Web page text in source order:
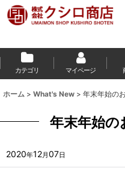
カテゴリ マイページ
ホーム > What's New > 年末年始の
年末年始の
2020年12月07日